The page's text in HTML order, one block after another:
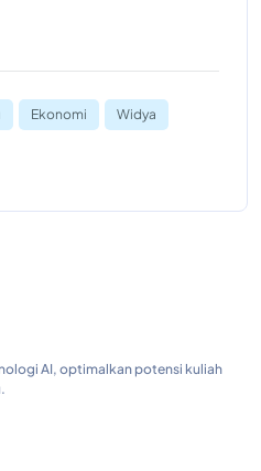
Ekonomi Widya
AI, optimalkan potensi kuliah